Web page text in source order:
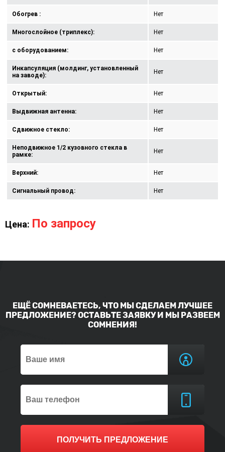
Обогрев : Нет
Многослойное (триплекс): Нет
с оборудованием: Нет
Инкапсуляция (молдинг, установленный
на заводе):
Нет
Открытый: Нет
Выдвижная антенна: Нет
Сдвижное стекло: Нет
Неподвижное 1/2 кузовного стекла в
рамке:
Нет
Верхний: Нет
Сигнальный провод: Нет
Цена: По запросу
ЕЩЁ СОМНЕВАЕТЕСЬ, ЧТО МЫ СДЕЛАЕМ ЛУЧШЕЕ
ПРЕДЛОЖЕНИЕ? ОСТАВЬТЕ ЗАЯВКУ И МЫ РАЗВЕЕМ
СОМНЕНИЯ!
ПОЛУЧИТЬ ПРЕДЛОЖЕНИЕ